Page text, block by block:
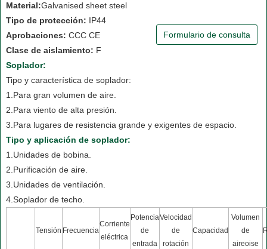
Formulario de consulta
Material:Galvanised sheet steel
Tipo de protección: IP44
Aprobaciones: CCC CE
Clase de aislamiento: F
Soplador:
Tipo y característica de soplador:
1.Para gran volumen de aire.
2.Para viento de alta presión.
3.Para lugares de resistencia grande y exigentes de espacio.
Tipo y aplicación de soplador:
1.Unidades de bobina.
2.Purificación de aire.
3.Unidades de ventilación.
4.Soplador de techo.
Tensión Frecuencia
Corriente
eléctrica
Potencia
de
entrada
Velocidad
de
rotación
Capacidad
Volumen
de
aireoise